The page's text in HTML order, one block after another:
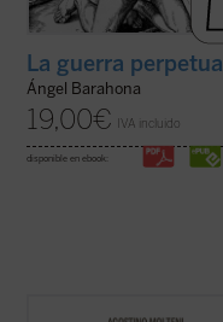
La guerra perpetua
Ángel Barahona
19,00€ IVA incluido
disponible en ebook: